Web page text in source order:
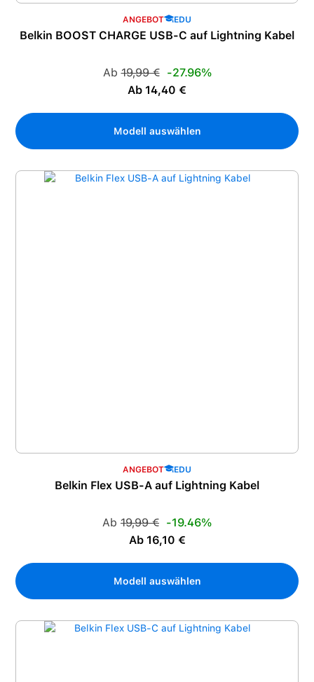
ANGEBOT EDU
Belkin BOOST CHARGE USB-C auf Lightning Kabel
Verkaufspreis:
Regulärer Preis:
Ab19,99 €
-27.96%
Ab 14,40 €
Modell auswählen
ANGEBOT EDU
Belkin Flex USB-A auf Lightning Kabel
Verkaufspreis:
Regulärer Preis:
Ab 19,99 € -19.46%
Ab 16,10 €
Modell auswählen